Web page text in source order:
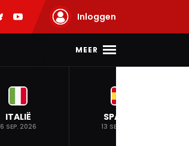
Inloggen
MEER
ITALIË
6 SEP. 2026
SPANJE
13 SEP. 2026